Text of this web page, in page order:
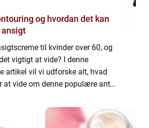
og hvordan det kan
til kvinder over 60, og
vigtigt at vide? I denne
artikel vil vi udforske alt, hvad
at vide om denne populære anti-
til de mest effektiv...